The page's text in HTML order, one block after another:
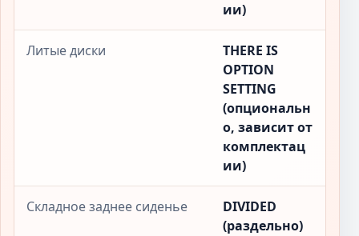
ии)
Литые диски
THERE IS
OPTION
SETTING
(опциональн
о, зависит от
комплектац
ии)
Складное заднее сиденье
DIVIDED
(раздельно)